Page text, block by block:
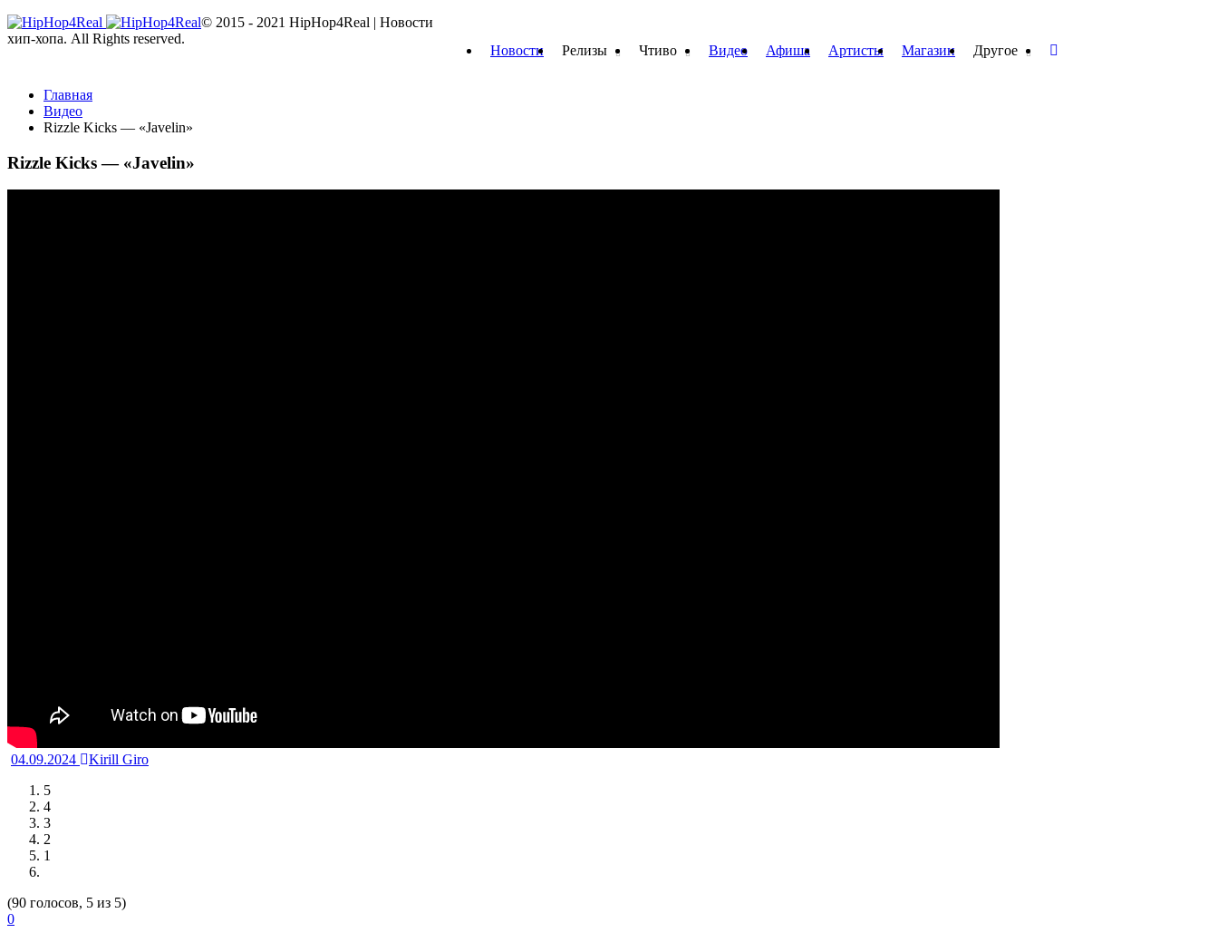
Новости Релизы Чтиво Видео Афиша Артисты Магазин Другое
Главная
Видео
Rizzle Kicks — «Javelin»
Rizzle Kicks — «Javelin»
04.09.2024
Kirill Giro
5
4
3
2
1
(90 голосов, 5 из 5)
0
© 2015 - 2021 HipHop4Real | Новости
хип-хопа. All Rights reserved.